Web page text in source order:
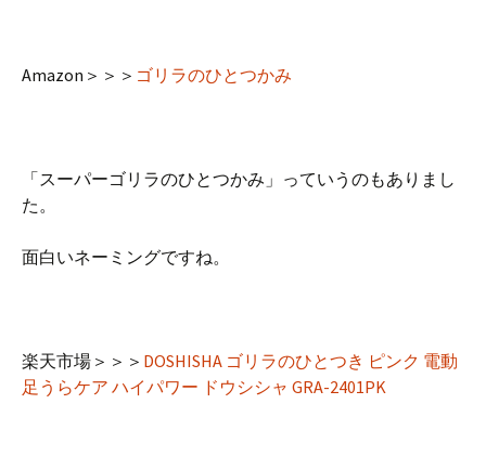
Amazon＞＞＞ ゴリラのひとつかみ
「スーパーゴリラのひとつかみ」っていうのもありまし
た。
面白いネーミングですね。
楽天市場＞＞＞ DOSHISHA ゴリラのひとつき ピンク 電動
足うらケア ハイパワー ドウシシャ GRA-2401PK